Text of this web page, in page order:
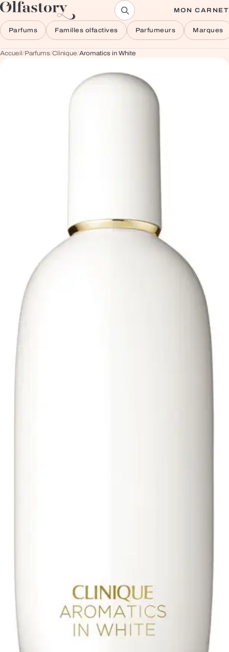
Aller au contenu MON CARNET
Parfums Familles olfactives Parfumeurs Marques
Accueil/Parfums/Clinique/Aromatics in White